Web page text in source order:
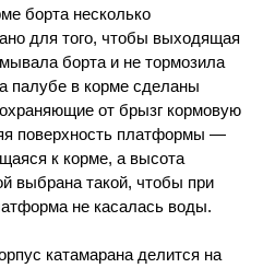
борта несколько
для того, чтобы выходящая
борта и не тормозила
палубе в корме сделаны
от брызг кормовую
поверхность платформы —
к корме, а высота
выбрана такой, чтобы при
не касалась воды.
катамарана делится на